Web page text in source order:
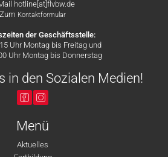
hotline[at]flvbw.de
Zum Kontaktformular
der Geschäftsstelle:
Uhr Montag bis Freitag und
Uhr Montag bis Donnerstag
in den Sozialen Medien!
Menü
Aktuelles